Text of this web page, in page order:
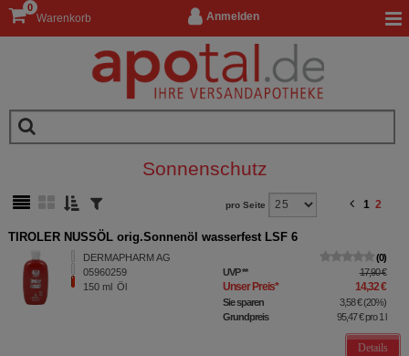
Anmelden
Warenkorb
0
Sonnenschutz
pro Seite 1 2
TIROLER NUSSÖL orig.Sonnenöl wasserfest LSF 6
DERMAPHARM AG
05960259
150 ml Öl
0
UVP** 17,90 €
Unser Preis* 14,32 €
Sie sparen 3,58 €(20%)
Grundpreis
95,47 €pro 1 l
Details